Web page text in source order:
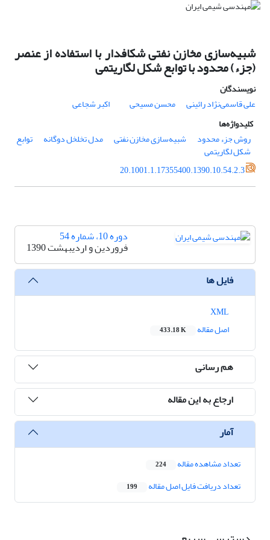
شبیه‌سازی مخازن نفتی شکافدار با استفاده از عنصر
(جزء) محدود با توابع شکل لگاریتمی
نویسندگان
علی قاسمی‌نژاد رائینی
محسن مسیحی
اکبر شجاعی
کلیدواژه‌ها
روش جزء محدود
شبیه‌سازی مخازن نفتی مدل تخلخل دوگانه توابع
شکل لگاریتمی
20.1001.1.17355400.1390.10.54.2.3
دوره 10، شماره 54
فروردین و اردیبهشت 1390
فایل ها
اصل مقاله
433.18 K
هم رسانی
ارجاع به این مقاله
آمار
تعداد مشاهده مقاله 224
تعداد دریافت فایل اصل مقاله 199